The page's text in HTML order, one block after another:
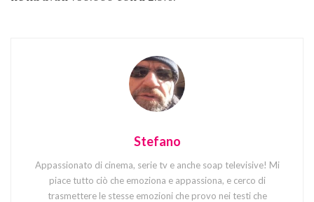
Stefano
Appassionato di cinema, serie tv e anche soap televisive! Mi
piace tutto ciò che emoziona e appassiona, e cerco di
trasmettere le stesse emozioni che provo nei testi che